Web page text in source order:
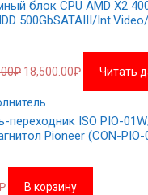
блок CPU AMD X2
500GbSATAIII/
₽
составляла
22,000.00₽.
18,500.00₽ Читать
переходник ISO PIO-
Pioneer (CON-PIO-
В корзину